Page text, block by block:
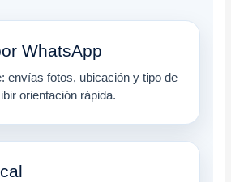
WhatsApp
envías fotos, ubicación y tipo de
orientación rápida.